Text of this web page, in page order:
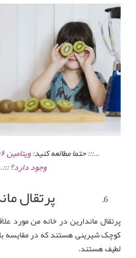
…::: حتما مطالعه کنید:
وجود دارد؟
پرتقال
پرتقال ماندارین در خانه من مورد
کوچک شیرینی هستند که در مقایسه با
لطیف هستند.